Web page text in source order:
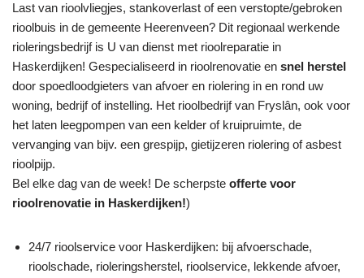
Last van rioolvliegjes, stankoverlast of een verstopte/gebroken
rioolbuis in de gemeente Heerenveen? Dit regionaal werkende
rioleringsbedrijf is U van dienst met rioolreparatie in
Haskerdijken! Gespecialiseerd in rioolrenovatie en snel herstel
door spoedloodgieters van afvoer en riolering in en rond uw
woning, bedrijf of instelling. Het rioolbedrijf van Fryslân, ook voor
het laten leegpompen van een kelder of kruipruimte, de
vervanging van bijv. een grespijp, gietijzeren riolering of asbest
rioolpijp.
Bel elke dag van de week! De scherpste offerte voor
rioolrenovatie in Haskerdijken!)
24/7 rioolservice voor Haskerdijken: bij afvoerschade,
rioolschade, rioleringsherstel, rioolservice, lekkende afvoer,